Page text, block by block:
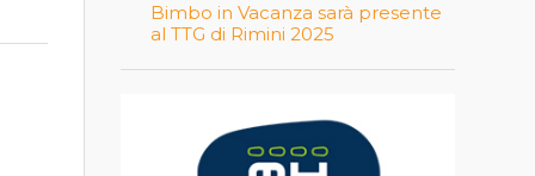
Bimbo in Vacanza sarà presente
al TTG di Rimini 2025